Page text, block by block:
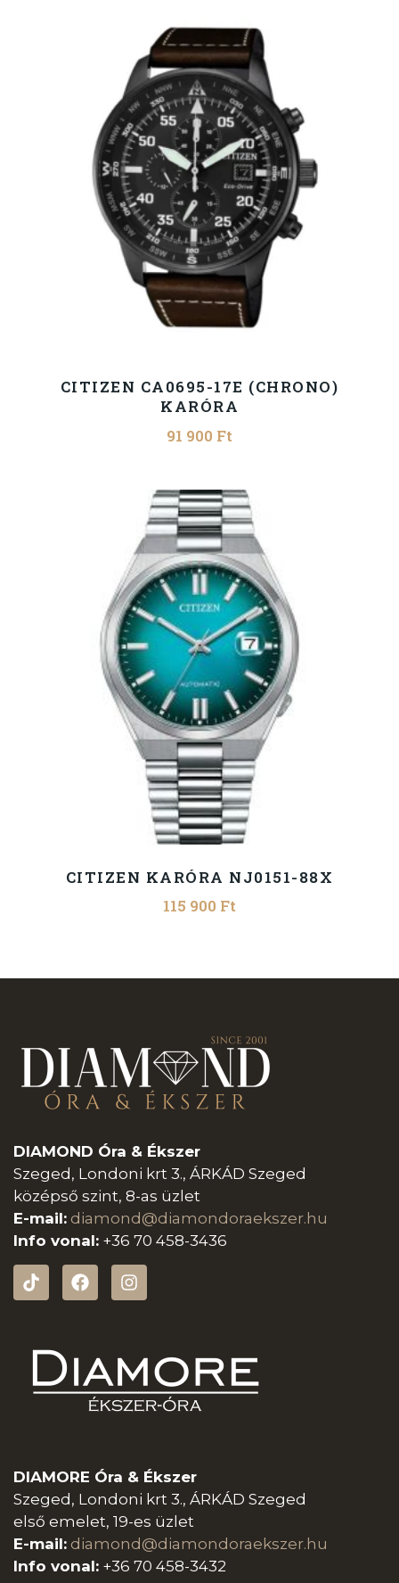
CITIZEN CA0695-17E (CHRONO)
KARÓRA
91 900 Ft
CITIZEN KARÓRA NJ0151-88X
115 900 Ft
DIAMOND Óra & Ékszer
Szeged, Londoni krt 3., ÁRKÁD Szeged
középső szint, 8-as üzlet
E-mail: diamond@diamondoraekszer.hu
Info vonal: +36 70 458-3436
DIAMORE Óra & Ékszer
Szeged, Londoni krt 3., ÁRKÁD Szeged
első emelet, 19-es üzlet
E-mail: diamond@diamondoraekszer.hu
Info vonal: +36 70 458-3432